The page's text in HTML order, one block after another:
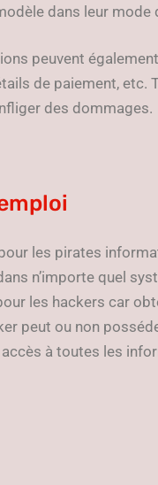
dans leur mode
peuvent
de paiement,
des dommages.
les pirates
n’importe quel
les hackers car
peut ou non
à toutes les